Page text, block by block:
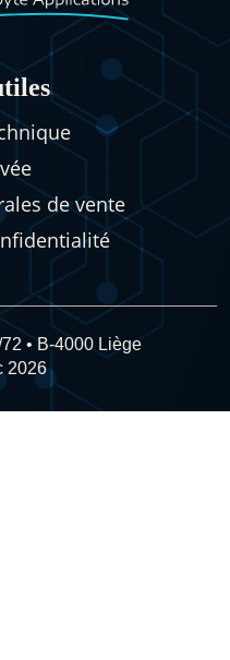
de vente
• B-4000 Liège
2026